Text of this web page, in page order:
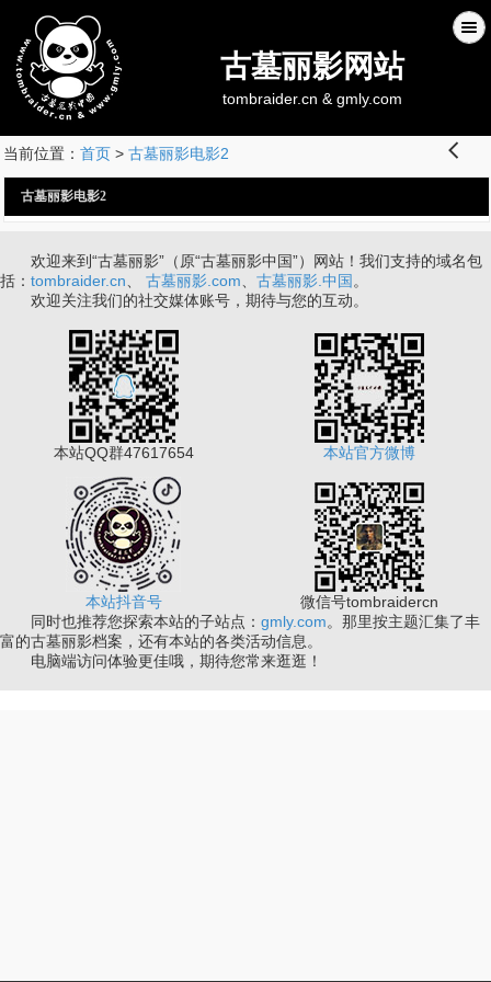
古墓丽影网站
tombraider.cn & gmly.com
当前位置： 󰊒
首页> 古墓丽影电影2
古墓丽影电影2
欢迎来到“古墓丽影”（原“古墓丽影中国”）网站！我们支持的域名包
括： tombraider.cn 古墓丽影.com 古墓丽影.中国 。
欢迎关注我们的社交媒体账号，期待与您的互动。
本站QQ群47617654 本站官方微博
本站抖音号
微信号tombraidercn
同时也推荐您探索本站的子站点： gmly.com。那里按主题汇集了丰
富的古墓丽影档案，还有本站的各类活动信息。
电脑端访问体验更佳哦，期待您常来逛逛！